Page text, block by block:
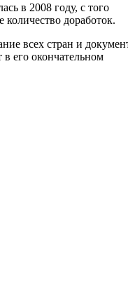
в 2008 году, с того
доработок.
всех стран и
его окончательном